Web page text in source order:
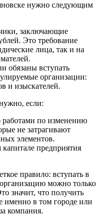
нужно следующим
заключающие
Это требование
лица, так и на
обязаны вступать
организации:
и изыскателей.
если:
работами по изменению
не затрагивают
элементов.
капитале предприятия
правило: вступать в
можно только
значит, что получить
именно в том городе или
компания.